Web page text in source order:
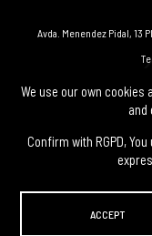
We use our own
and
Confirm with RGPD,
ACCEPT
Avda. Menendez Pidal, 13